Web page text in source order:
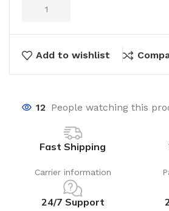
Add to wishlist
12 People watching this
Fast Shipping
Carrier information
24/7 Support